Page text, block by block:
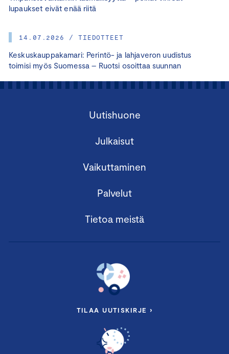
lupaukset eivät enää riitä
14.07.2026 / TIEDOTTEET
Keskuskauppakamari: Perintö- ja lahjaveron uudistus
toimisi myös Suomessa – Ruotsi osoittaa suunnan
Uutishuone
Julkaisut
Vaikuttaminen
Palvelut
Tietoa meistä
TILAA UUTISKIRJE ›